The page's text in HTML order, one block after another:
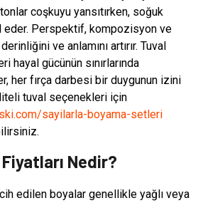
coşkuyu yansıtırken, soğuk
Perspektif, kompozisyon ve
ve anlamını artırır. Tuval
hayal gücünün sınırlarında
her fırça darbesi bir duygunun izini
tuval seçenekleri için
sayilarla-boyama-setleri
Nedir?
edilen boyalar genellikle yağlı veya